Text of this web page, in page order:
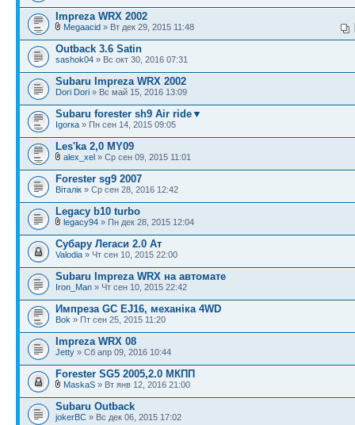
Impreza WRX 2002
Megaacid » Вт дек 29, 2015 11:48
Outback 3.6 Satin
sashok04 » Вс окт 30, 2016 07:31
Subaru Impreza WRX 2002
Dori Dori » Вс май 15, 2016 13:09
Subaru forester sh9 Air ride▼
Igorка » Пн сен 14, 2015 09:05
Les'ka 2,0 MY09
alex_xel » Ср сен 09, 2015 11:01
Forester sg9 2007
Віталік » Ср сен 28, 2016 12:42
Legacy b10 turbo
legacy94 » Пн дек 28, 2015 12:04
Субару Легаси 2.0 Ат
Valodia » Чт сен 10, 2015 22:00
Subaru Impreza WRX на автомате
Iron_Man » Чт сен 10, 2015 22:42
Импреза GC EJ16, механіка 4WD
Bok » Пт сен 25, 2015 11:20
Impreza WRX 08
Jetty » Сб апр 09, 2016 10:44
Forester SG5 2005,2.0 МКПП
MaskaS » Вт янв 12, 2016 21:00
Subaru Outback
jokerBC » Вс дек 06, 2015 17:02